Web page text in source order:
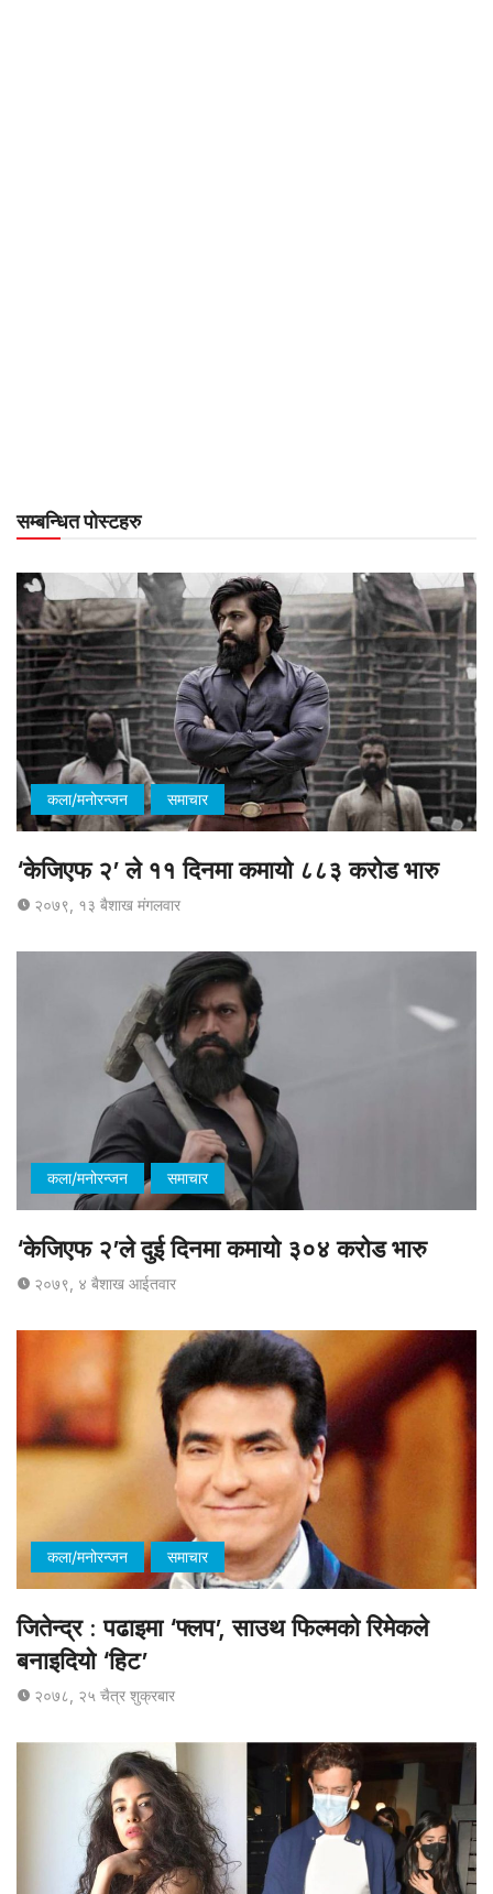
सम्बन्धित पोस्टहरु
कला/मनोरन्जन समाचार
‘केजिएफ २’ ले ११ दिनमा कमायो ८८३ करोड भारु
२०७९, १३ बैशाख मंगलवार
कला/मनोरन्जन समाचार
‘केजिएफ २’ले दुई दिनमा कमायो ३०४ करोड भारु
२०७९, ४ बैशाख आईतवार
कला/मनोरन्जन समाचार
जितेन्द्र : पढाइमा ‘फ्लप’, साउथ फिल्मको रिमेकले
बनाइदियो ‘हिट’
२०७८, २५ चैत्र शुक्रबार